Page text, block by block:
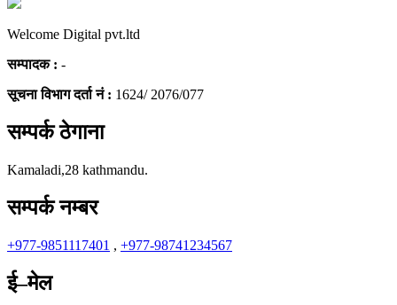
Welcome Digital pvt.ltd
सम्पादक : -
सूचना विभाग दर्ता नं : 1624/ 2076/077
सम्पर्क ठेगाना
Kamaladi,28 kathmandu.
सम्पर्क नम्बर
+977-9851117401 , +977-98741234567
ई–मेल